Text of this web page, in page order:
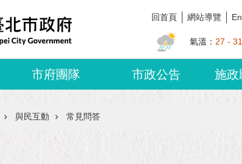
回首頁 網站導覽
氣溫： 27 -
市府團隊 市政公告 施政
與民互動 常見問答